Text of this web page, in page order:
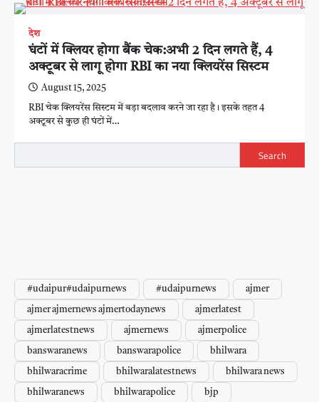
देश
घंटों में क्लियर होगा बैंक चेक:अभी 2 दिन लगते हैं, 4
अक्टूबर से लागू होगा RBI का नया क्लियरेंस सिस्टम
August 15, 2025
RBI चेक क्लियरेंस सिस्टम में बड़ा बदलाव करने जा रहा है। इसके तहत 4
अक्टूबर से कुछ ही घंटों में…
Search
#udaipur#udaipurnews #udaipurnews ajmer
ajmer ajmernews ajmertodaynews ajmerlatest
ajmerlatestnews ajmernews ajmerpolice
banswaranews banswarapolice bhilwara
bhilwaracrime bhilwaralatestnews bhilwara news
bhilwaranews bhilwarapolice bjp